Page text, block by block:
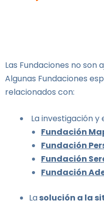
Las Fundaciones no
Algunas Fundaciones
relacionados con:
La investigación
Fundación
Fundación
Fundación
Fundación
Lasolución a la